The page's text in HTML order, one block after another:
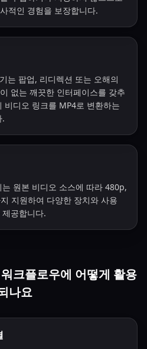
적인 경험을 보장합니다.
는 팝업, 리디렉션 또는 오해의
없는 깨끗한 인터페이스를 갖추
비디오 링크를 MP4로 변환하는
.
원본 비디오 소스에 따라 480p,
지원하여 다양한 장치와 사용
공합니다.
크플로우에 어떻게 활용
나요